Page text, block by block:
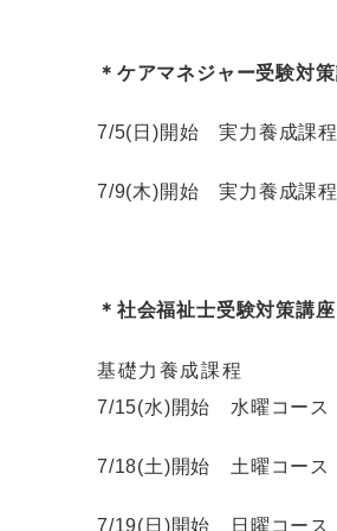
＊ケアマネジャー受験対策
7/5(日)開始 実力養成課
7/9(木)開始 実力養成課
＊社会福祉士受験対策講座
基礎力養成課程
7/15(水)開始 水曜コー
7/18(土)開始 土曜コース
7/19(日)開始 日曜コー